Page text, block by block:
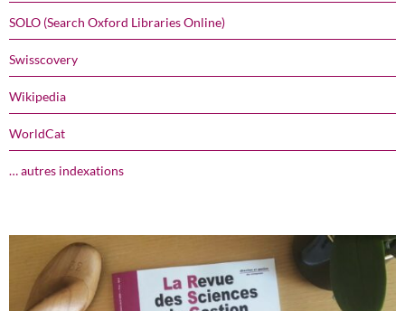
SOLO (Search Oxford Libraries Online)
Swisscovery
Wikipedia
WorldCat
… autres indexations